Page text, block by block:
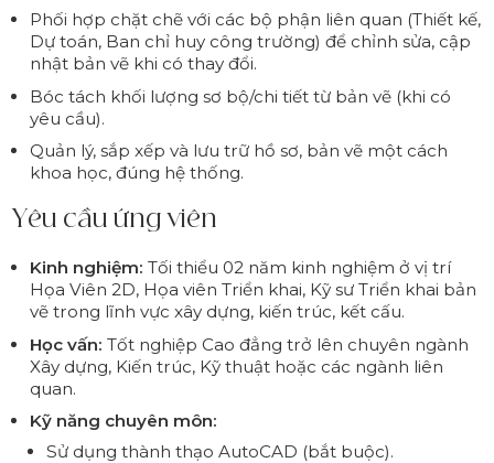
Phối hợp chặt chẽ với các bộ phận liên quan (Thiết kế,
Dự toán, Ban chỉ huy công trường) để chỉnh sửa, cập
nhật bản vẽ khi có thay đổi.
Bóc tách khối lượng sơ bộ/chi tiết từ bản vẽ (khi có
yêu cầu).
Quản lý, sắp xếp và lưu trữ hồ sơ, bản vẽ một cách
khoa học, đúng hệ thống.
Yêu cầu ứng viên
Kinh nghiệm: Tối thiểu 02 năm kinh nghiệm ở vị trí
Họa Viên 2D, Họa viên Triển khai, Kỹ sư Triển khai bản
vẽ trong lĩnh vực xây dựng, kiến trúc, kết cấu.
Học vấn: Tốt nghiệp Cao đẳng trở lên chuyên ngành
Xây dựng, Kiến trúc, Kỹ thuật hoặc các ngành liên
quan.
Kỹ năng chuyên môn:
Sử dụng thành thạo AutoCAD (bắt buộc).